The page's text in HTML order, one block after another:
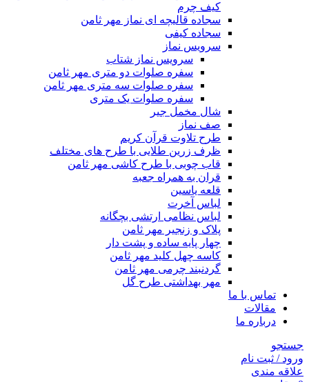
کیف چرم
سجاده قالیچه ای نماز مهر ثامن
سجاده کیفی
سرویس نماز
سرویس نماز شتاب
سفره صلوات دو متری مهر ثامن
سفره صلوات سه متری مهر ثامن
سفره صلوات یک متری
شال مخمل جیر
صف نماز
طرح تلاوت قرآن کریم
ظرف زرین طلایی با طرح های مختلف
قاب چوبی با طرح کاشی مهر ثامن
قران به همراه جعبه
قلعه یاسین
لباس آخرت
لباس نظامی ارتشی بچگانه
پلاک و زنجیر مهر ثامن
چهار پايه ساده و پشت دار
کاسه چهل کلید مهر ثامن
گردنبند چرمی مهر ثامن
مهر بهداشتی طرح گل
تماس با ما
مقالات
درباره ما
جستجو
ورود / ثبت نام
علاقه مندی